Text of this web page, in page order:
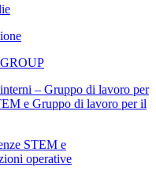
– Gruppo di lavoro per
e Gruppo di lavoro per il
STEM e
operative